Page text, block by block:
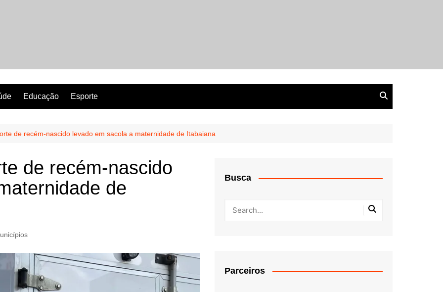
Educação Esporte
de recém-nascido levado em sacola a maternidade de Itabaiana
de recém-nascido
de
Busca
Parceiros